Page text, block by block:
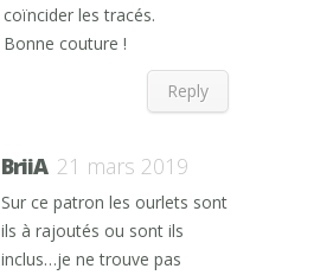
coïncider les tracés.
Bonne couture !
Reply
BriiA 21 mars 2019
Sur ce patron les ourlets sont
ils à rajoutés ou sont ils
inclus…je ne trouve pas